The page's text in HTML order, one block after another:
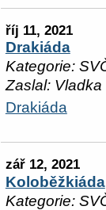
říj 11, 2021
Drakiáda
Kategorie:
Zaslal: Vladka
Drakiáda
zář 12, 2021
Koloběžkiáda
Kategorie: